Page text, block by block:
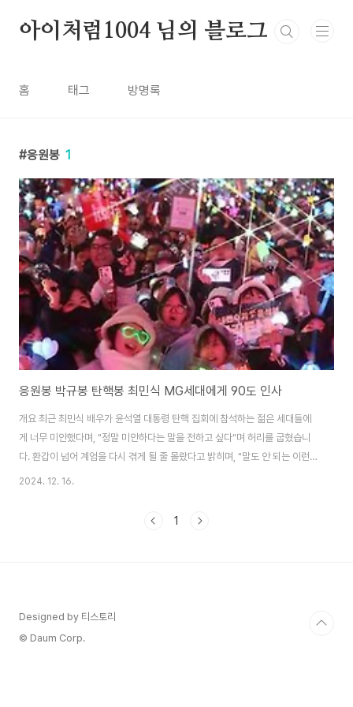
아이처럼1004 님의 블로그
홈 태그 방명록
응원봉 1
응원봉 박규봉 탄핵봉 최민식 MG세대에게 90도 인사
개요 최근 최민식 배우가 윤석열 대통령 탄핵 집회에 참석하는 젊은 세대들에
게 너무 미안했다며, "정말 미안하다는 말을 전하고 싶다"며 허리를 굽혔습니
다. 환갑이 넘어 계엄을 다시 겪게 될 줄 몰랐다고 밝히며, "말도 안 되는 이런
세상을 그들에게 또 이렇게 보여줬다"라고 말한 것처럼 정말 말도 안 되는 일이
동, 그리고 다양한 사회 집단을 통합하는 데 있어 밀레니얼 세대와 Z세대(MG)
2024. 12. 16.
1
Designed by 티스토리
© Daum Corp.